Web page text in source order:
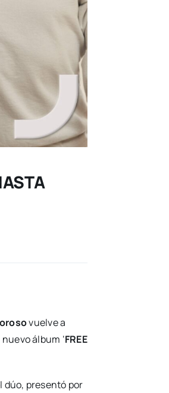
vuelve a
álbum ‘FREE
dúo, presentó por